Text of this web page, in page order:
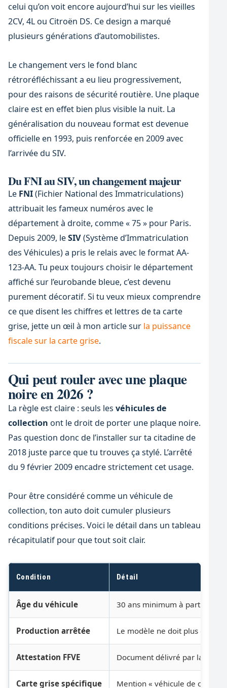
celui qu’on voit encore aujourd’hui sur les vieilles
2CV, 4L ou Citroën DS. Ce design a marqué
plusieurs générations d’automobilistes.
Le changement vers le fond blanc
rétroréfléchissant a eu lieu progressivement,
pour des raisons de sécurité routière. Une plaque
claire est en effet bien plus visible la nuit. La
généralisation du nouveau format est devenue
officielle en 1993, puis renforcée en 2009 avec
l’arrivée du SIV.
Du FNI au SIV, un changement majeur
Le FNI(Fichier National des Immatriculations)
attribuait les fameux numéros avec le
département à droite, comme « 75 » pour Paris.
Depuis 2009, leSIV(Système d’Immatriculation
des Véhicules) a pris le relais avec le format AA-
123-AA. Tu peux toujours choisir le département
affiché sur l’eurobande bleue, c’est devenu
purement décoratif. Si tu veux mieux comprendre
ce que disent les chiffres et lettres de ta carte
grise, jette un œil à mon article sur la puissance
fiscale sur la carte grise.
Qui peut rouler avec une plaque
noire en 2026 ?
La règle est claire : seuls les véhicules de
collection ont le droit de porter une plaque noire.
Pas question donc de l’installer sur ta citadine de
2018 juste parce que tu trouves ça stylé. L’arrêté
du 9 février 2009 encadre strictement cet usage.
Pour être considéré comme un véhicule de
collection, ton auto doit cumuler plusieurs
conditions précises. Voici le détail dans un tableau
récapitulatif pour que tout soit clair.
Condition Détail
Âge du véhicule 30 ans minimum à partir de
Production arrêtée Le modèle ne doit plus être
Attestation FFVE Document délivré par la
Carte grise spécifique Mention « véhicule de